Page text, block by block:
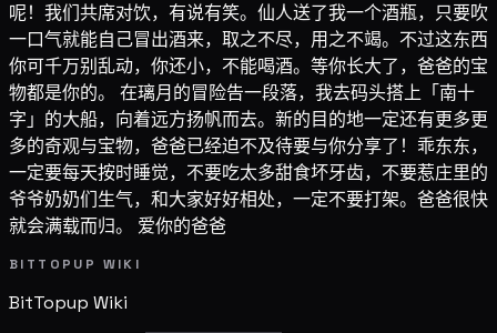
呢！我们共席对饮，有说有笑。仙人送了我一个酒瓶，只要吹
一口气就能自己冒出酒来，取之不尽，用之不竭。不过这东西
你可千万别乱动，你还小，不能喝酒。等你长大了，爸爸的宝
物都是你的。 在璃月的冒险告一段落，我去码头搭上「南十
字」的大船，向着远方扬帆而去。新的目的地一定还有更多更
多的奇观与宝物，爸爸已经迫不及待要与你分享了！乖东东，
一定要每天按时睡觉，不要吃太多甜食坏牙齿，不要惹庄里的
爷爷奶奶们生气，和大家好好相处，一定不要打架。爸爸很快
就会满载而归。 爱你的爸爸
BITTOPUP WIKI
BitTopup Wiki